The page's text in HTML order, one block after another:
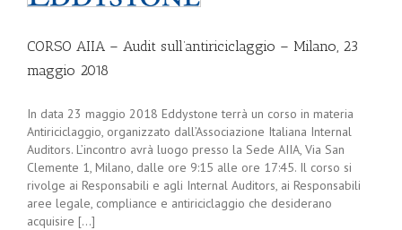
CORSO AIIA – Audit sull’antiriciclaggio – Milano, 23
maggio 2018
In data 23 maggio 2018 Eddystone terrà un corso in materia
Antiriciclaggio, organizzato dall’Associazione Italiana Internal
Auditors. L’incontro avrà luogo presso la Sede AIIA, Via San
Clemente 1, Milano, dalle ore 9:15 alle ore 17:45. Il corso si
rivolge ai Responsabili e agli Internal Auditors, ai Responsabili
aree legale, compliance e antiriciclaggio che desiderano
acquisire [...]